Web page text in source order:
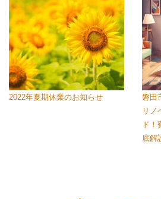
2022年夏期休業のお知らせ
磐田
リノ
ド
底解